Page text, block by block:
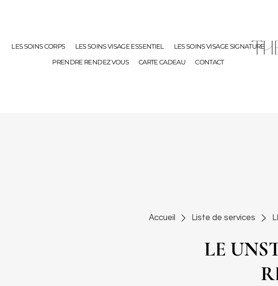
LES SOINS CORPS LES SOINS VISAGE ESSENTIEL
LES SOINS VISAGE SIGNATURE
PRENDRE RENDEZ VOUS
CARTE CADEAU CONTACT
Accueil Liste de services
LE